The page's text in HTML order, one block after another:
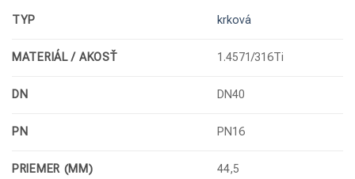
TYP krková
MATERIÁL / AKOSŤ 1.4571/316Ti
DN DN40
PN PN16
PRIEMER (MM) 44,5